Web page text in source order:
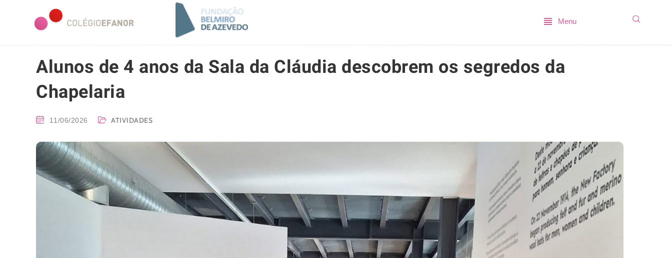
Menu
Alunos de 4 anos da Sala da Cláudia descobrem os segredos da
Chapelaria
11/06/2026 ATIVIDADES